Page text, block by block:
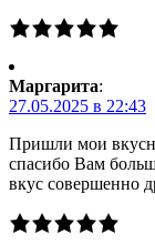
Маргарита:
27.05.2025 в 22:43
Пришли мои
спасибо Вам
вкус совершенно